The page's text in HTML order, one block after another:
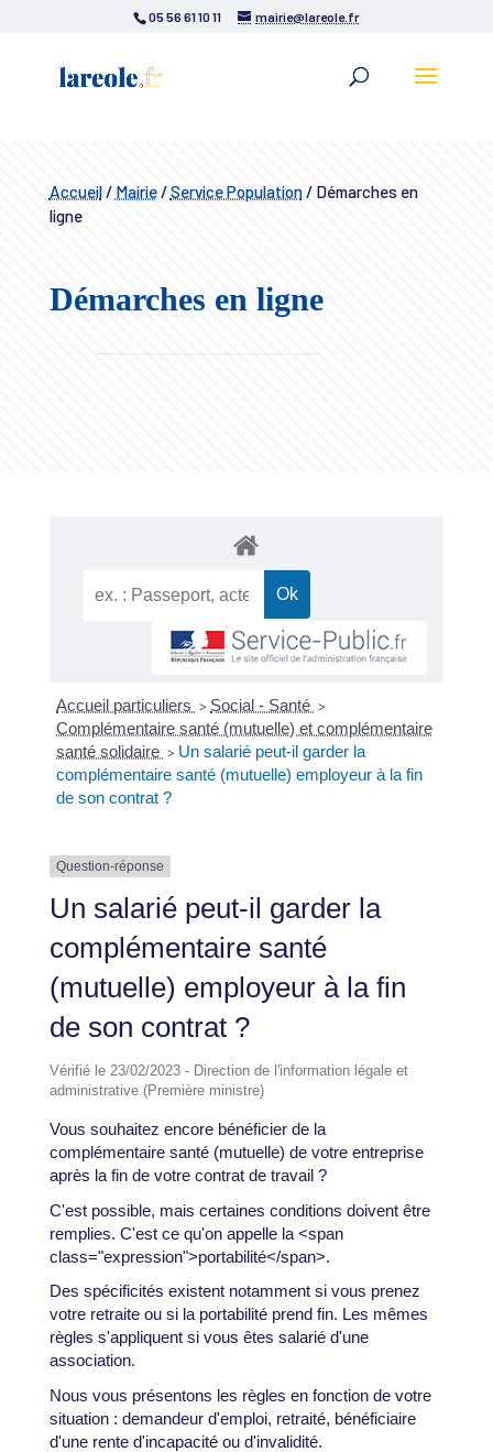
05 56 61 10 11 mairie@lareole.fr
Accueil/ Mairie/Service Population/Démarches en
ligne
Démarches en ligne
Accueil particuliers > Social - Santé >
Complémentaire santé (mutuelle) et complémentaire
santé solidaire > Un salarié peut-il garder la
complémentaire santé (mutuelle) employeur à la fin
de son contrat ?
Question-réponse
Un salarié peut-il garder la
complémentaire santé
(mutuelle) employeur à la fin
de son contrat ?
Vérifié le 23/02/2023 - Direction de l'information légale et
administrative (Première ministre)
Vous souhaitez encore bénéficier de la
complémentaire santé (mutuelle) de votre entreprise
après la fin de votre contrat de travail ?
C'est possible, mais certaines conditions doivent être
remplies. C'est ce qu'on appelle la <span
class="expression">portabilité</span>.
Des spécificités existent notamment si vous prenez
votre retraite ou si la portabilité prend fin. Les mêmes
règles s'appliquent si vous êtes salarié d'une
association.
Nous vous présentons les règles en fonction de votre
situation : demandeur d'emploi, retraité, bénéficiaire
d'une rente d'incapacité ou d'invalidité.